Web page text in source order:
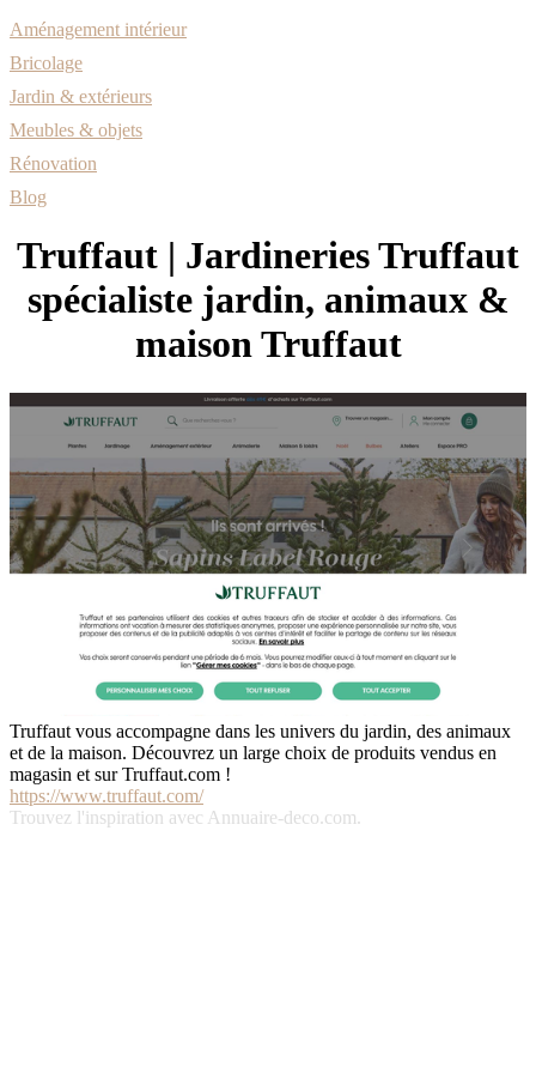
Aménagement intérieur
Bricolage
Jardin & extérieurs
Meubles & objets
Rénovation
Blog
Truffaut | Jardineries Truffaut
spécialiste jardin, animaux &
maison Truffaut
Truffaut vous accompagne dans les univers du jardin, des animaux
et de la maison. Découvrez un large choix de produits vendus en
magasin et sur Truffaut.com !
https://www.truffaut.com/
Trouvez l'inspiration avec Annuaire-deco.com.